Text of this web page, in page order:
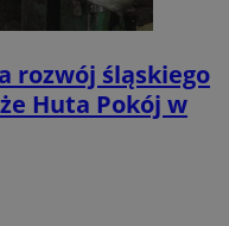
rozwój śląskiego
Huta Pokój w